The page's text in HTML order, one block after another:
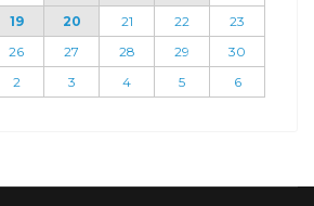
19 20 21 22
23
26 27 28 29
30
2 3 4 5 6